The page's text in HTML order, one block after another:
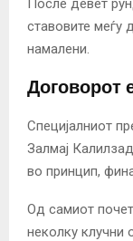
После девет
ставовите меѓу
намалени.
Договорот
Специјалниот
Залмај
во принцип,
Од самиот
неколку клучни